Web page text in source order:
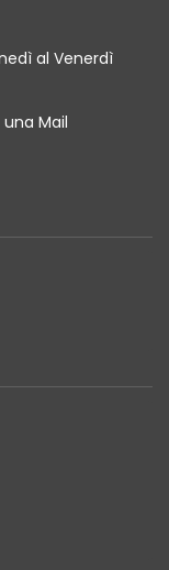
al Venerdì
Mail